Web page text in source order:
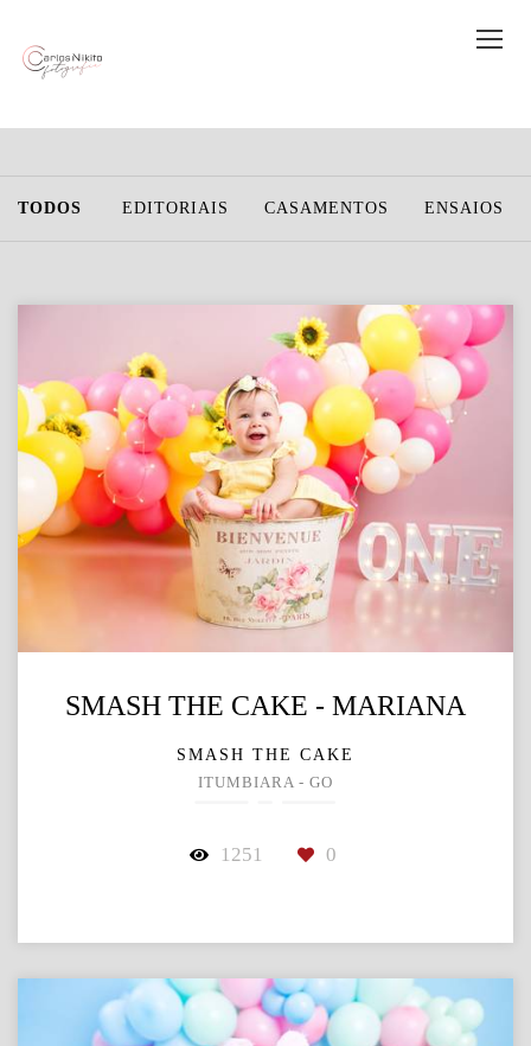
TODOS EDITORIAIS CASAMENTOS ENSAIOS
SMASH THE CAKE - MARIANA
SMASH THE CAKE
ITUMBIARA - GO
1251 0